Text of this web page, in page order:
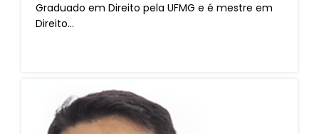
Graduado em Direito pela UFMG e é mestre em
Direito...